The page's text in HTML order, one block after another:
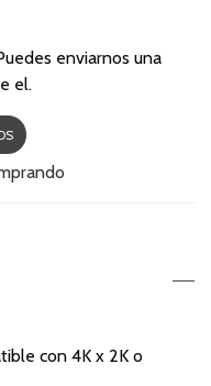
enviarnos una
el.
con 4K x 2K o